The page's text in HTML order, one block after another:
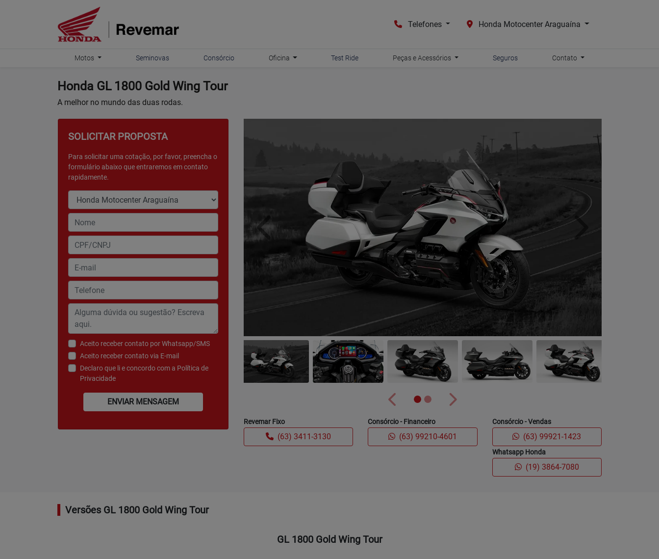
Telefones Honda Motocenter Araguaína
Motos Seminovas Consórcio Oficina Test Ride Peças e Acessórios Seguros Contato
Honda GL 1800 Gold Wing Tour
A melhor no mundo das duas rodas.
SOLICITAR PROPOSTA
Para solicitar uma cotação, por favor, preencha o
formulário abaixo que entraremos em contato
rapidamente.
Aceito receber contato por Whatsapp/SMS
Aceito receber contato via E-mail
Declaro que li e concordo com a Política de
Privacidade
ENVIAR MENSAGEM
Anterior Próximo
Anterior Próximo
Revemar Fixo
(63) 3411-3130
Consórcio - Financeiro
(63) 99210-4601
Consórcio - Vendas
(63) 99921-1423
Whatsapp Honda
(19) 3864-7080
Versões GL 1800 Gold Wing Tour
GL 1800 Gold Wing Tour